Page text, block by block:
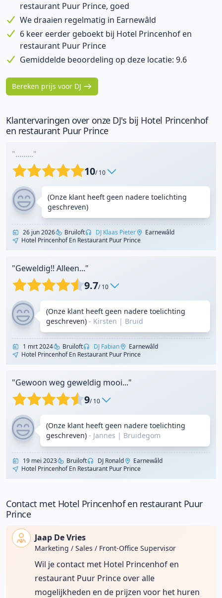
restaurant Puur Prince, goed
We draaien regelmatig in Earnewâld
6 keer eerder geboekt bij Hotel Princenhof en
restaurant Puur Prince
Gemiddelde beoordeling op deze locatie: 9.6
Bereken prijs voor DJ
Klantervaringen over onze DJ's bij Hotel Princenhof
en restaurant Puur Prince
"........."
10/ 10
(Onze klant heeft geen nadere toelichting
geschreven)
26 jun 2026 Bruiloft DJ Klaas Pieter
Earnewâld
Hotel Princenhof En Restaurant Puur Prince
"Geweldig!! Alleen..."
9.7/ 10
(Onze klant heeft geen nadere toelichting
geschreven) - Kirsten | Bruid
1 mrt 2024 Bruiloft DJ Fabian
Earnewâld
Hotel Princenhof En Restaurant Puur Prince
"Gewoon weg geweldig mooi..."
9/ 10
(Onze klant heeft geen nadere toelichting
geschreven) - Jannes | Bruidegom
19 mei 2023 Bruiloft DJ Ronald
Earnewâld
Hotel Princenhof En Restaurant Puur Prince
Contact met Hotel Princenhof en restaurant Puur
Prince
Jaap De Vries
Marketing / Sales / Front-Office Supervisor
Wil je contact met Hotel Princenhof en
restaurant Puur Prince over alle
mogelijkheden en de prijzen voor het huren